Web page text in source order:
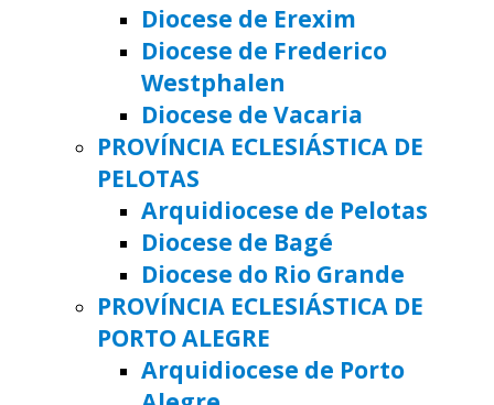
Diocese de Erexim
Diocese de Frederico
Westphalen
Diocese de Vacaria
PROVÍNCIA ECLESIÁSTICA DE
PELOTAS
Arquidiocese de Pelotas
Diocese de Bagé
Diocese do Rio Grande
PROVÍNCIA ECLESIÁSTICA DE
PORTO ALEGRE
Arquidiocese de Porto